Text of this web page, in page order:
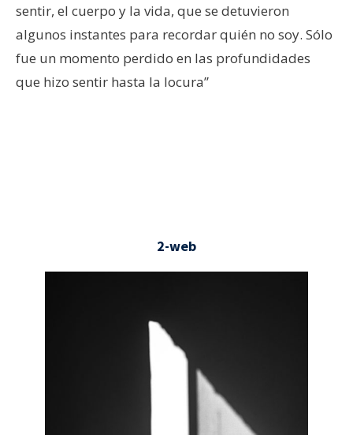
sentir, el cuerpo y la vida, que se detuvieron
algunos instantes para recordar quién no soy. Sólo
fue un momento perdido en las profundidades
que hizo sentir hasta la locura”
2-web